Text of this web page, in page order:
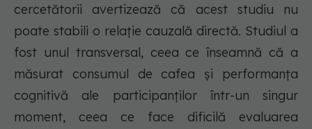
cercetătorii avertizează că acest studiu nu
poate stabili o relație cauzală directă. Studiul a
fost unul transversal, ceea ce înseamnă că a
măsurat consumul de cafea și performanța
cognitivă ale participanților într-un singur
moment, ceea ce face dificilă evaluarea